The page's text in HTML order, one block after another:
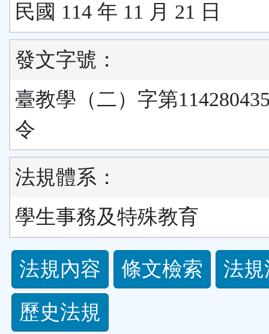
民國 114 年 11 月 21 日
發文字號：
臺教學（二）字第
令
法規體系：
學生事務及特殊教育
法
規
功
法規內容 條文檢索
法
歷史法規